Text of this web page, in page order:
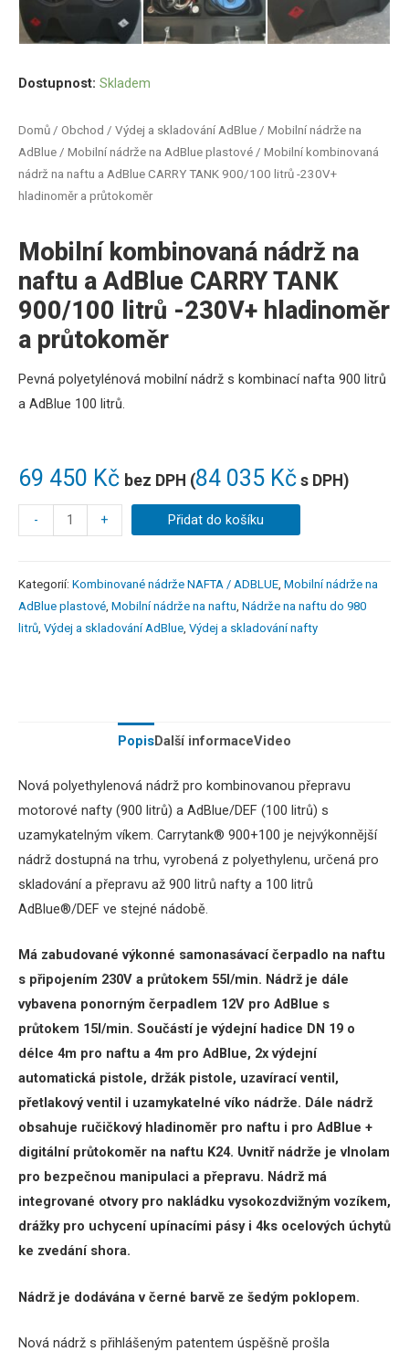
Domů / Obchod / Výdej a skladování AdBlue / Mobilní nádrže na
AdBlue / Mobilní nádrže na AdBlue plastové / Mobilní kombinovaná
nádrž na naftu a AdBlue CARRY TANK 900/100 litrů -230V+
hladinoměr a průtokoměr
Mobilní kombinovaná nádrž na
naftu a AdBlue CARRY TANK
900/100 litrů -230V+ hladinoměr
a průtokoměr
69 450 Kč bez DPH (84 035 Kč s DPH)
Pevná polyetylénová mobilní nádrž s kombinací nafta 900 litrů
a AdBlue 100 litrů.
Dostupnost: Skladem
- + Přidat do košíku
Kategorií: Kombinované nádrže NAFTA / ADBLUE, Mobilní nádrže na
AdBlue plastové, Mobilní nádrže na naftu, Nádrže na naftu do 980
litrů, Výdej a skladování AdBlue, Výdej a skladování nafty
PopisDalší informaceVideo
Nová polyethylenová nádrž pro kombinovanou přepravu
motorové nafty (900 litrů) a AdBlue/DEF (100 litrů) s
uzamykatelným víkem. Carrytank® 900+100 je nejvýkonnější
nádrž dostupná na trhu, vyrobená z polyethylenu, určená pro
skladování a přepravu až 900 litrů nafty a 100 litrů
AdBlue®/DEF ve stejné nádobě.
Má zabudované výkonné samonasávací čerpadlo na naftu
s připojením 230V a průtokem 55l/min. Nádrž je dále
vybavena ponorným čerpadlem 12V pro AdBlue s
průtokem 15l/min. Součástí je výdejní hadice DN 19 o
délce 4m pro naftu a 4m pro AdBlue, 2x výdejní
automatická pistole, držák pistole, uzavírací ventil,
přetlakový ventil i uzamykatelné víko nádrže. Dále nádrž
obsahuje ručičkový hladinoměr pro naftu i pro AdBlue +
digitální průtokoměr na naftu K24. Uvnitř nádrže je vlnolam
pro bezpečnou manipulaci a přepravu. Nádrž má
integrované otvory pro nakládku vysokozdvižným vozíkem,
drážky pro uchycení upínacími pásy i 4ks ocelových úchytů
ke zvedání shora.
Nádrž je dodávána v černé barvě ze šedým poklopem.
Nová nádrž s přihlášeným patentem úspěšně prošla